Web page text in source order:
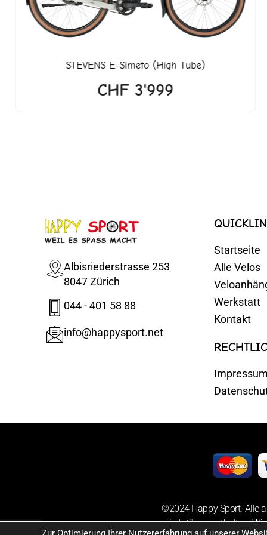
STEVENSE-Simeto (High Tube)
CHF3'999
Albisriederstrasse 253
8047 Zürich
044 - 401 58 88
info@happysport.net
Startseite
Alle Velos
Werkstatt
Kontakt
Impressum
©2024 Happy Sport. Alle
sowie Irrtümer enthalten.